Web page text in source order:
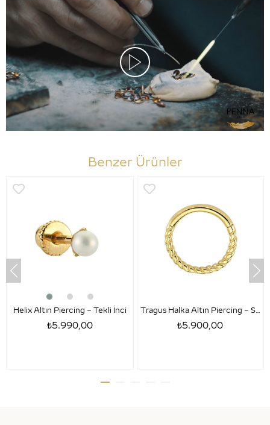
Benzer Ürünler
Helix Altın Piercing – Tekli İnci
₺5.990,00
Tragus Halka Altın Piercing – Sezar
₺5.900,00